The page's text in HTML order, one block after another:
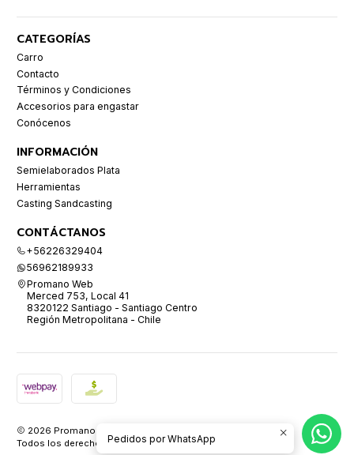
CATEGORÍAS
Carro
Contacto
Términos y Condiciones
Accesorios para engastar
Conócenos
INFORMACIÓN
Semielaborados Plata
Herramientas
Casting Sandcasting
CONTÁCTANOS
+56226329404
56962189933
Promano Web
Merced 753, Local 41
8320122 Santiago - Santiago Centro
Región Metropolitana - Chile
2026 Promano.
Todos los derechos reservados. Desarrollado por Jumpseller
Pedidos por WhatsApp